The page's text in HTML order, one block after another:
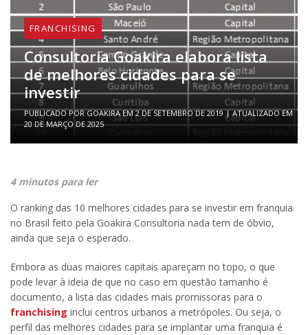
FRANCHISING
Consultoria Goakira elabora lista
de melhores cidades para se
investir
PUBLICADO PORGOAKIRAEM2 DE SETEMBRO DE 2019| ATUALIZADO EM
20 DE MARÇO DE 2025
4 minutos para ler
O ranking das 10 melhores cidades para se investir em franquia
no Brasil feito pela Goakira Consultoria nada tem de óbvio,
ainda que seja o esperado.
Embora as duas maiores capitais apareçam no topo, o que
pode levar à ideia de que no caso em questão tamanho é
documento, a lista das cidades mais promissoras para o
franchising inclui centros urbanos a metrópoles. Ou seja, o
perfil das melhores cidades para se implantar uma franquia é